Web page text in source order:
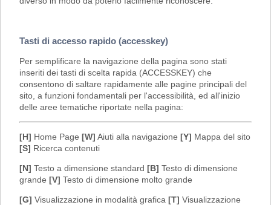
Tasti di accesso rapido (accesskey)
Per semplificare la navigazione della pagina sono stati
inseriti dei tasti di scelta rapida (ACCESSKEY) che
consentono di saltare rapidamente alle pagine principali del
sito, a funzioni fondamentali per l'accessibilità, ed all'inizio
delle aree tematiche riportate nella pagina:
[H] Home Page [W] Aiuti alla navigazione [Y] Mappa del sito
[S] Ricerca contenuti
[N] Testo a dimensione standard [B] Testo di dimensione
grande [V] Testo di dimensione molto grande
[G] Visualizzazione in modalità grafica [T] Visualizzazione